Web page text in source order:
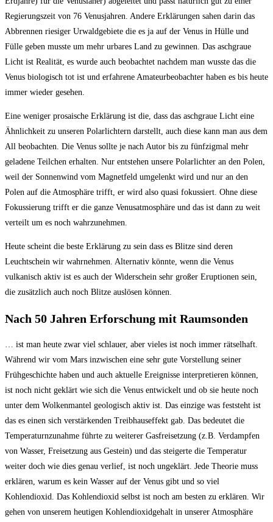
Regierungszeit von 76 Venusjahren. Andere Erklärungen sahen darin das
Abbrennen riesiger Urwaldgebiete die es ja auf der Venus in Hülle und
Fülle geben musste um mehr urbares Land zu gewinnen. Das aschgraue
Licht ist Realität, es wurde auch beobachtet nachdem man wusste das die
Venus biologisch tot ist und erfahrene Amateurbeobachter haben es bis heute
immer wieder gesehen.
Eine weniger prosaische Erklärung ist die, dass das aschgraue Licht eine
Ähnlichkeit zu unseren Polarlichtern darstellt, auch diese kann man aus dem
All beobachten. Die Venus sollte je nach Autor bis zu fünfzigmal mehr
geladene Teilchen erhalten. Nur entstehen unsere Polarlichter an den Polen,
weil der Sonnenwind vom Magnetfeld umgelenkt wird und nur an den
Polen auf die Atmosphäre trifft, er wird also quasi fokussiert. Ohne diese
Fokussierung trifft er die ganze Venusatmosphäre und das ist dann zu weit
verteilt um es noch wahrzunehmen.
Heute scheint die beste Erklärung zu sein dass es Blitze sind deren
Leuchtschein wir wahrnehmen. Alternativ könnte, wenn die Venus
vulkanisch aktiv ist es auch der Widerschein sehr großer Eruptionen sein,
die zusätzlich auch noch Blitze auslösen können.
Nach 50 Jahren Erforschung mit Raumsonden
… ist man heute zwar viel schlauer, aber vieles ist noch immer rätselhaft.
Während wir vom Mars inzwischen eine sehr gute Vorstellung seiner
Frühgeschichte haben und auch aktuelle Ereignisse interpretieren können,
ist noch nicht geklärt wie sich die Venus entwickelt und ob sie heute noch
unter dem Wolkenmantel geologisch aktiv ist. Das einzige was feststeht ist
das es einen sich verstärkenden Treibhauseffekt gab. Das bedeutet die
Temperaturnzunahme führte zu weiterer Gasfreisetzung (z.B. Verdampfen
von Wasser, Freisetzung aus Gestein) und das steigerte die Temperatur
weiter doch wie dies genau verlief, ist noch ungeklärt. Jede Theorie muss
erklären, warum es kein Wasser auf der Venus gibt und so viel
Kohlendioxid. Das Kohlendioxid selbst ist noch am besten zu erklären. Wir
gehen von unserem heutigen Kohlendioxidgehalt in unserer Atmosphäre